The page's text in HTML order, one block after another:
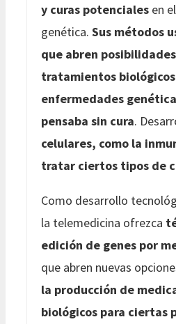
y curas potenciales en
genética. Sus métodos
que abren
tratamientos
enfermedades
pensaba sin cura.
celulares, como la
tratar ciertos tipos de
Como desarrollo
la telemedicina ofrezca
edición de genes por
que abren nuevas
la producción de
biológicos para ciertas